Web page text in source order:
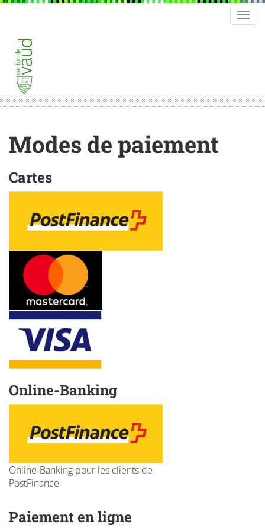
Modes de paiement
Cartes
Online-Banking
Online-Banking pour les clients de
PostFinance
Paiement en ligne